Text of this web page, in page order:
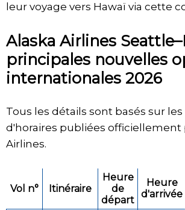
leur voyage vers Hawaï via cette
Alaska Airlines
principales nouvelles
internationales 2026
Tous les détails sont basés sur
d'horaires publiées officiellement
Airlines.
Vol n° Itinéraire
Heure
de
départ
Heure
d'arrivée